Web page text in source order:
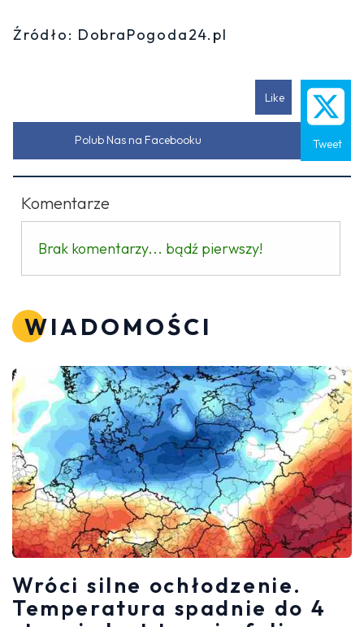
Źródło: DobraPogoda24.pl
Like
Tweet
Polub Nas na Facebooku
Komentarze
Brak komentarzy... bądź pierwszy!
WIADOMOŚCI
Wróci silne ochłodzenie.
Temperatura spadnie do 4